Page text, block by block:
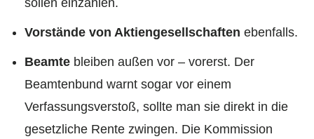
Vorstände von Aktiengesellschaften ebenfalls.
Beamte bleiben außen vor – vorerst. Der
Beamtenbund warnt sogar vor einem
Verfassungsverstoß, sollte man sie direkt in die
gesetzliche Rente zwingen. Die Kommission